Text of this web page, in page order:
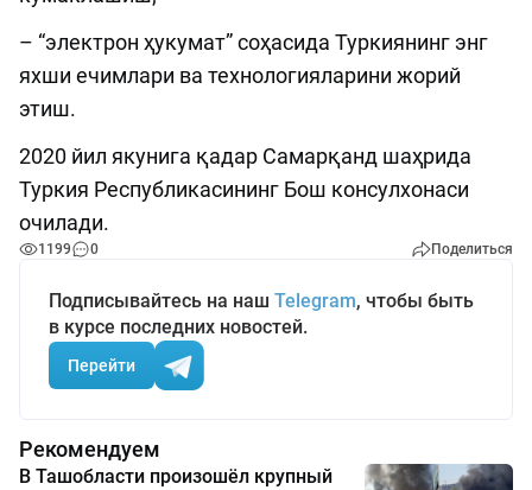
– “электрон ҳукумат” соҳасида Туркиянинг энг
яхши ечимлари ва технологияларини жорий
этиш.
2020 йил якунига қадар Самарқанд шаҳрида
Туркия Республикасининг Бош консулхонаси
очилади.
1199 0 Поделиться
Подписывайтесь на наш Telegram, чтобы быть
в курсе последних новостей.
Перейти
Рекомендуем
В Ташобласти произошёл крупный